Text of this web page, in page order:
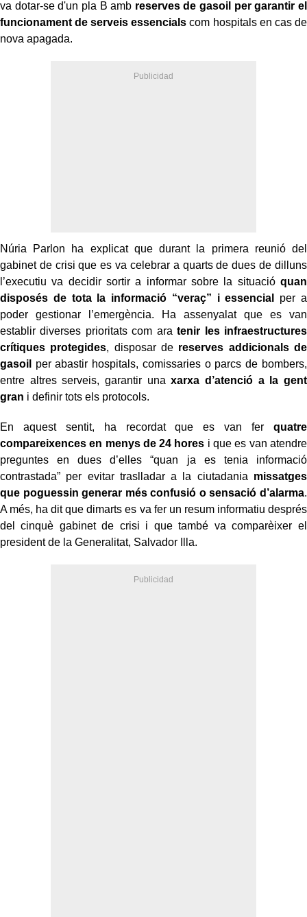
va dotar-se d'un pla B amb reserves de gasoil per garantir el
funcionament de serveis essencials com hospitals en cas de
nova apagada.
Núria Parlon ha explicat que durant la primera reunió del
gabinet de crisi que es va celebrar a quarts de dues de dilluns
l’executiu va decidir sortir a informar sobre la situació quan
disposés de tota la informació “veraç” i essencial
per a
poder gestionar l’emergència. Ha assenyalat que es van
establir diverses prioritats com aratenir les infraestructures
crítiques protegides, disposar de reserves addicionals de
gasoil
per abastir hospitals, comissaries o parcs de bombers,
entre altres serveis, garantir una xarxa d’atenció a la gent
gran i definir tots els protocols.
En aquest sentit, ha recordat que es van fer quatre
compareixences en menys de 24 hores i que es van atendre
preguntes en dues d’elles “quan ja es tenia informació
contrastada” per evitar traslladar a la ciutadania missatges
que poguessin generar més confusió o sensació d’alarma.
A més, ha dit que dimarts es va fer un resum informatiu després
del cinquè gabinet de crisi i que també va comparèixer el
president de la Generalitat, Salvador Illa.